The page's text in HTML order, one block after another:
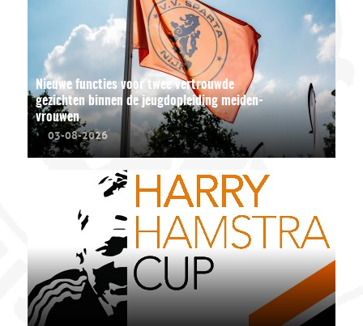
Nieuwe functies voor twee vertrouwde
gezichten binnen de jeugdopleiding meiden-
vrouwen
03-08-2026